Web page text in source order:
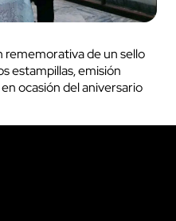
rememorativa de un sello
estampillas, emisión
ocasión del aniversario